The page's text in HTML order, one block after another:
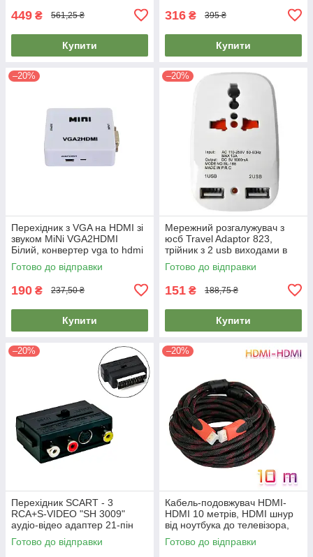
449 ₴ 561,25 ₴
Купити
316 ₴ 395 ₴
Купити
–20%
Перехідник з VGA на HDMI зі
звуком MiNi VGA2HDMI
Білий, конвертер vga to hdmi
| переходник с vga на hdmi
Готово до відправки
190 ₴ 237,50 ₴
Купити
–20%
Мережний розгалужувач з
юсб Travel Adaptor 823,
трійник з 2 usb виходами в
розетку ( тройнік )
Готово до відправки
151 ₴ 188,75 ₴
Купити
–20%
Перехідник SCART - 3
RCA+S-VIDEO "SH 3009"
аудіо-відео адаптер 21-пін
двонаправлений, перехідник
скарт тюльпан
Готово до відправки
–20%
Кабель-подовжувач HDMI-
HDMI 10 метрів, HDMI шнур
від ноутбука до телевізора,
ашдиэмай кабель
Готово до відправки